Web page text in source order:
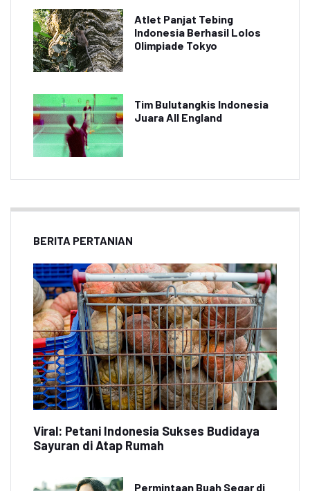
Atlet Panjat Tebing
Indonesia Berhasil Lolos
Olimpiade Tokyo
Tim Bulutangkis Indonesia
Juara All England
BERITA PERTANIAN
Viral: Petani Indonesia Sukses Budidaya
Sayuran di Atap Rumah
Permintaan Buah Segar di